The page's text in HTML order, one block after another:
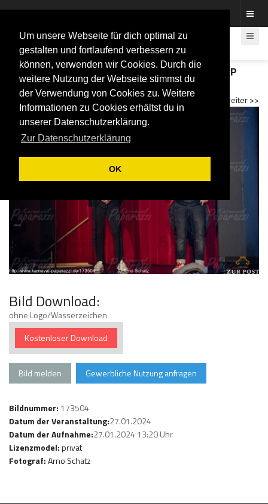
Um unsere Webseite für dich optimal zu
gestalten und fortlaufend verbessern zu
können, verwenden wir Cookies. Durch die
weitere Nutzung der Webseite stimmst du
der Verwendung von Cookies zu. Weitere
Informationen zu Cookies erhältst du in
unserer Datenschutzerklärung.
Zur Datenschutzerklärung
OK
Fotos rund um den Fastelovend
Karnevalsshow für Pänz „jeck in style“ mit GOP
und Ehrengarde 2024
weiter >>
<< zurück
Bild Download:
ohne Logo/Wasserzeichen
Kostenloser Download
Bild melden Gewerbliche Nutzung anfragen
Bildnummer: 173504
Datum der Veranstaltung:27.01.2024
Datum der Aufnahme:27.01.2024 13:20 Uhr
Lizenzmodel:privat
Fotograf:Arno Schatz